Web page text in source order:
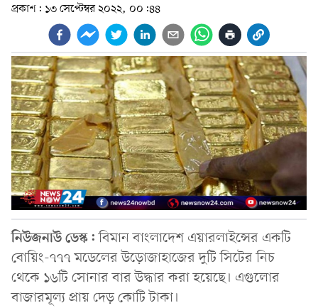
প্রকাশ: ১৩ সেপ্টেম্বর ২০২২, ০০:৪৪
নিউজনাউ ডেস্ক:বিমান বাংলাদেশ এয়ারলাইন্সের একটি
বোয়িং-৭৭৭ মডেলের উড়োজাহাজের দুটি সিটের নিচ
থেকে ১৬টি সোনার বার উদ্ধার করা হয়েছে। এগুলোর
বাজারমূল্য প্রায় দেড় কোটি টাকা।